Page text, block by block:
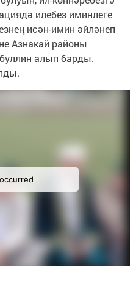
илебез иминлеге
исән-имин әйләнеп
Азнакай районы
алып барды.